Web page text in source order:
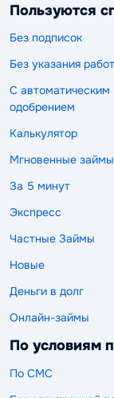
Пользуются
Без подписок
Без указания
С автоматическим
одобрением
Калькулятор
Мгновенные займы
За 5 минут
Экспресс
Частные Займы
Новые
Деньги в долг
Онлайн-займы
По условиям
По СМС